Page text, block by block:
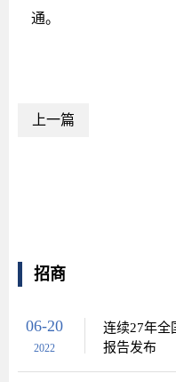
通。
上一篇
招商
06-20
2022
连续27年全
报告发布